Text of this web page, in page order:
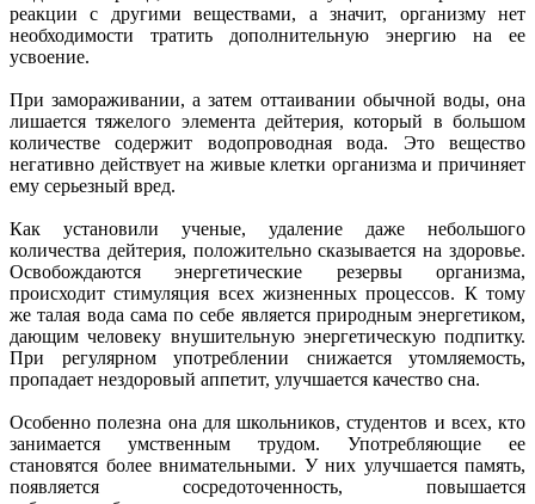
реакции с другими веществами, а значит, организму нет
необходимости тратить дополнительную энергию на ее
усвоение.
При замораживании, а затем оттаивании обычной воды, она
лишается тяжелого элемента дейтерия, который в большом
количестве содержит водопроводная вода. Это вещество
негативно действует на живые клетки организма и причиняет
ему серьезный вред.
Как установили ученые, удаление даже небольшого
количества дейтерия, положительно сказывается на здоровье.
Освобождаются энергетические резервы организма,
происходит стимуляция всех жизненных процессов. К тому
же талая вода сама по себе является природным энергетиком,
дающим человеку внушительную энергетическую подпитку.
При регулярном употреблении снижается утомляемость,
пропадает нездоровый аппетит, улучшается качество сна.
Особенно полезна она для школьников, студентов и всех, кто
занимается умственным трудом. Употребляющие ее
становятся более внимательными. У них улучшается память,
появляется сосредоточенность, повышается